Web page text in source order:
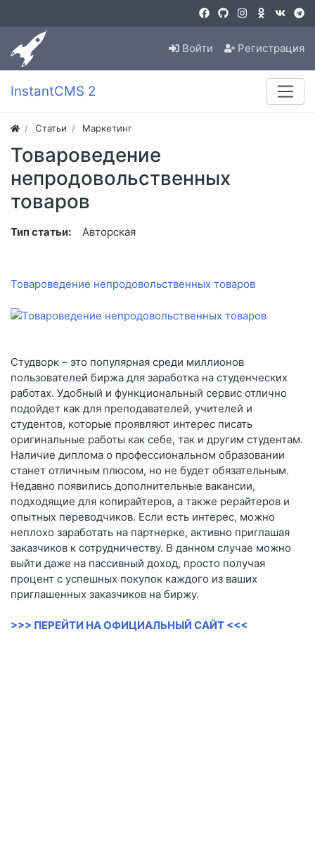
Войти Регистрация
InstantCMS 2
Статьи Маркетинг
Товароведение
непродовольственных
товаров
Тип статьи: Авторская
Товароведение непродовольственных товаров
Студворк – это популярная среди миллионов
пользователей биржа для заработка на студенческих
работах. Удобный и функциональный сервис отлично
подойдет как для преподавателей, учителей и
студентов, которые проявляют интерес писать
оригинальные работы как себе, так и другим студентам.
Наличие диплома о профессиональном образовании
станет отличным плюсом, но не будет обязательным.
Недавно появились дополнительные вакансии,
подходящие для копирайтеров, а также рерайтеров и
опытных переводчиков. Если есть интерес, можно
неплохо заработать на партнерке, активно приглашая
заказчиков к сотрудничеству. В данном случае можно
выйти даже на пассивный доход, просто получая
процент с успешных покупок каждого из ваших
приглашенных заказчиков на биржу.
>>> ПЕРЕЙТИ НА ОФИЦИАЛЬНЫЙ САЙТ <<<